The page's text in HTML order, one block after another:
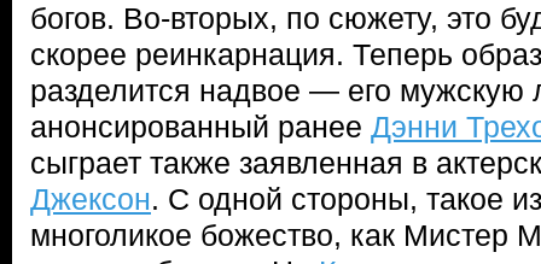
богов. Во-вторых, по сюжету, это
скорее реинкарнация. Теперь
разделится надвое — его мужскую
анонсированный ранее Дэнни
сыграет также заявленная в
Джексон. С одной стороны, такое
многоликое божество, как Мистер